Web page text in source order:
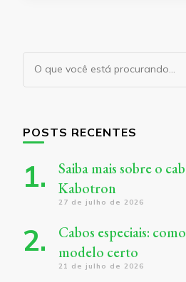
Procurando
algo?
POSTS RECENTES
Saiba mais sobre o
Kabotron
27 de julho de 2026
Cabos especiais:
modelo certo
21 de julho de 2026